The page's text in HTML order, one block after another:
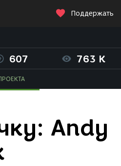
Поддержать
607 763 K
Andy